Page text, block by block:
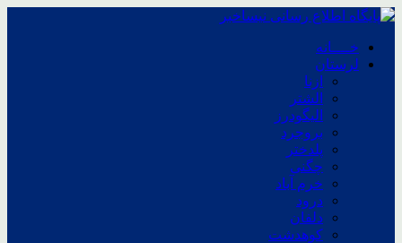
خــــانه
لرستان
ازنا
الشتر
الیگودرز
بروجرد
پلدختر
چگنی
خرم آباد
درود
دلفان
کوهدشت